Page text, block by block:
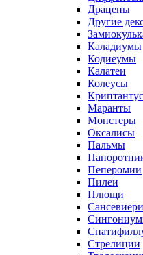
Драцены
Другие
Каладиумы
Кодиеумы
Калатеи
Колеусы
Маранты
Монстеры
Оксалисы
Пальмы
Пеперомии
Пилеи
Плющи
Стрелиции